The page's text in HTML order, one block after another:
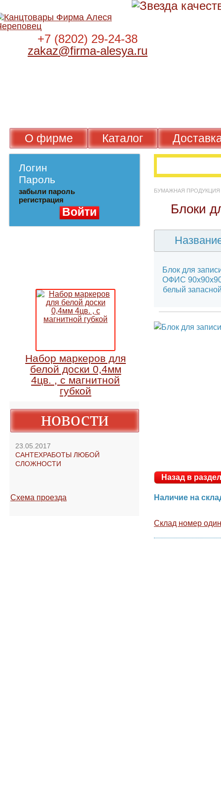
+7 (8202) 29-24-38
zakaz@firma-alesya.ru
О фирме Каталог
Логин
Пароль
забыли пароль
регистрация
Набор маркеров для
белой доски 0,4мм
4цв. , с магнитной
губкой
новости
23.05.2017
Блоки
Блок для
ОФИС
Назад в